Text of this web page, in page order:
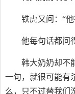
铁虎又问：“
他每句话都问
韩大奶奶却不
一句，就很可能有
么，只不过替我